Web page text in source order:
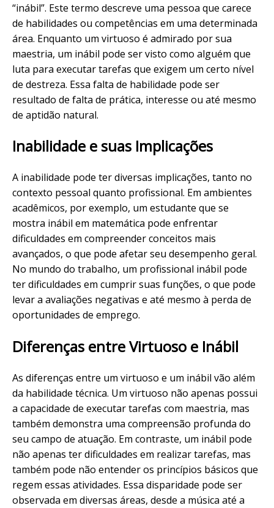
“inábil”. Este termo descreve uma pessoa que carece
de habilidades ou competências em uma determinada
área. Enquanto um virtuoso é admirado por sua
maestria, um inábil pode ser visto como alguém que
luta para executar tarefas que exigem um certo nível
de destreza. Essa falta de habilidade pode ser
resultado de falta de prática, interesse ou até mesmo
de aptidão natural.
Inabilidade e suas Implicações
A inabilidade pode ter diversas implicações, tanto no
contexto pessoal quanto profissional. Em ambientes
acadêmicos, por exemplo, um estudante que se
mostra inábil em matemática pode enfrentar
dificuldades em compreender conceitos mais
avançados, o que pode afetar seu desempenho geral.
No mundo do trabalho, um profissional inábil pode
ter dificuldades em cumprir suas funções, o que pode
levar a avaliações negativas e até mesmo à perda de
oportunidades de emprego.
Diferenças entre Virtuoso e Inábil
As diferenças entre um virtuoso e um inábil vão além
da habilidade técnica. Um virtuoso não apenas possui
a capacidade de executar tarefas com maestria, mas
também demonstra uma compreensão profunda do
seu campo de atuação. Em contraste, um inábil pode
não apenas ter dificuldades em realizar tarefas, mas
também pode não entender os princípios básicos que
regem essas atividades. Essa disparidade pode ser
observada em diversas áreas, desde a música até a